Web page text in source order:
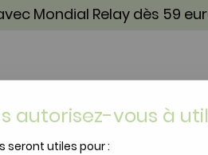
Mondial Relay dès 59
autorisez-vous à
seront utiles pour :